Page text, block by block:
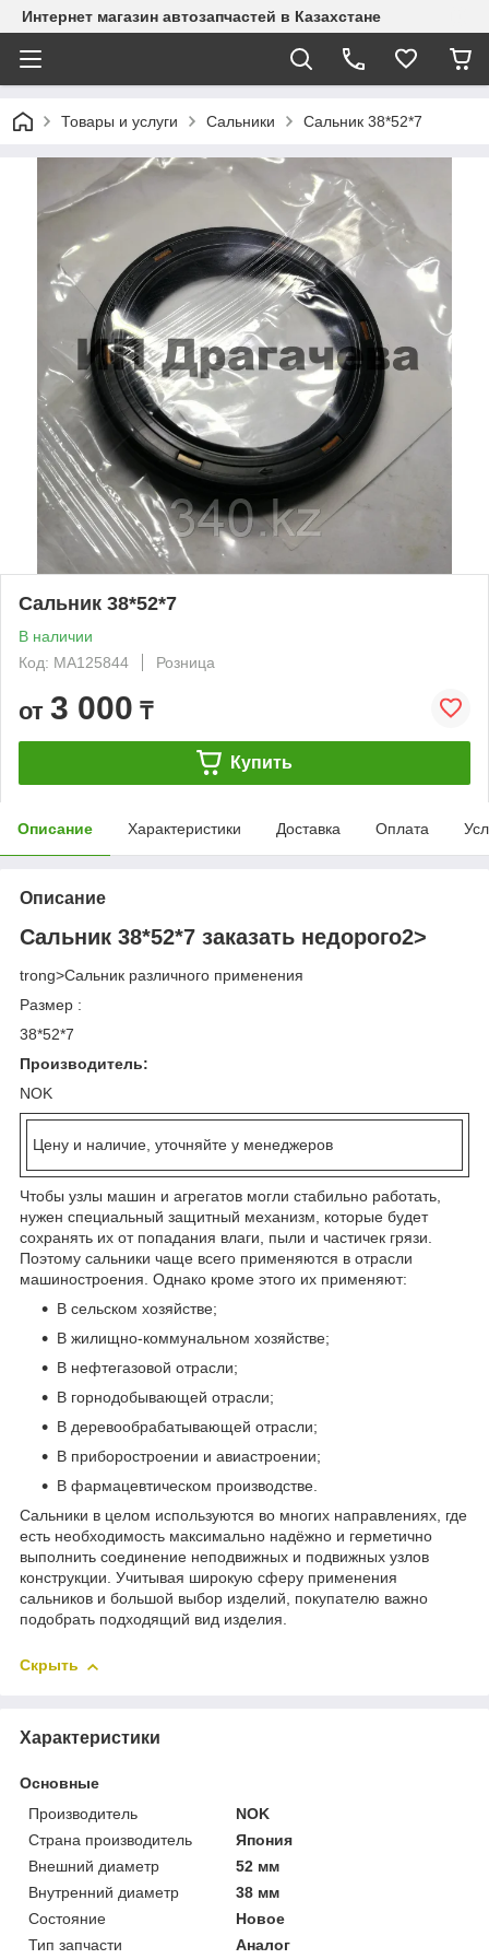
Интернет магазин автозапчастей в Казахстане
Товары и услуги Сальники Сальник 38*52*7
Сальник 38*52*7
В наличии
Код: MA125844
Розница
от 3 000 ₸
Купить
Описание Характеристики Доставка Оплата
Описание
Сальник 38*52*7 заказать недорого2>
trong>Сальник различного применения
Размер :
38*52*7
Производитель:
NOK
Цену и наличие, уточняйте у менеджеров
Чтобы узлы машин и агрегатов могли стабильно работать,
нужен специальный защитный механизм, которые будет
сохранять их от попадания влаги, пыли и частичек грязи.
Поэтому сальники чаще всего применяются в отрасли
машиностроения. Однако кроме этого их применяют:
В сельском хозяйстве;
В жилищно-коммунальном хозяйстве;
В нефтегазовой отрасли;
В горнодобывающей отрасли;
В деревообрабатывающей отрасли;
В приборостроении и авиастроении;
В фармацевтическом производстве.
Сальники в целом используются во многих направлениях, где
есть необходимость максимально надёжно и герметично
выполнить соединение неподвижных и подвижных узлов
конструкции. Учитывая широкую сферу применения
сальников и большой выбор изделий, покупателю важно
подобрать подходящий вид изделия.
Скрыть
Характеристики
Основные
Производитель
NOK
Страна производитель
Япония
Внешний диаметр
52 мм
Внутренний диаметр
38 мм
Состояние
Новое
Тип запчасти
Аналог